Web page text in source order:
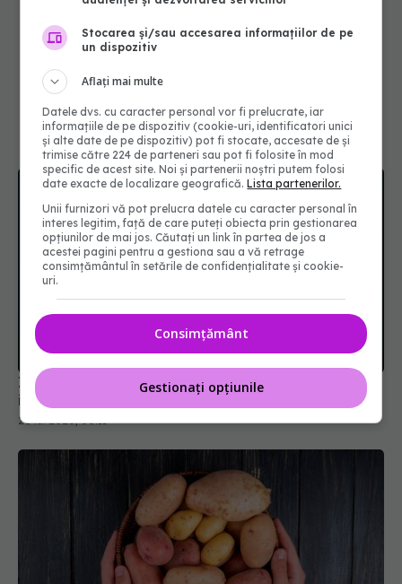
Ingredientul comun care duce la inflamația
intestinului
28 iul 2026, 08:11
Stocarea și/sau accesarea informațiilor de pe
un dispozitiv
Aflați mai multe
Datele dvs. cu caracter personal vor fi prelucrate, iar
informațiile de pe dispozitiv (cookie-uri, identificatori unici
și alte date de pe dispozitiv) pot fi stocate, accesate de și
trimise către 224 de parteneri sau pot fi folosite în mod
specific de acest site. Noi și partenerii noștri putem folosi
date exacte de localizare geografică.Lista partenerilor.
Unii furnizori vă pot prelucra datele cu caracter personal în
interes legitim, față de care puteți obiecta prin gestionarea
opțiunilor de mai jos. Căutați un link în partea de jos a
acestei pagini pentru a gestiona sau a vă retrage
consimțământul în setările de confidențialitate și cookie-
uri.
Consimțământ
Gestionați opțiunile